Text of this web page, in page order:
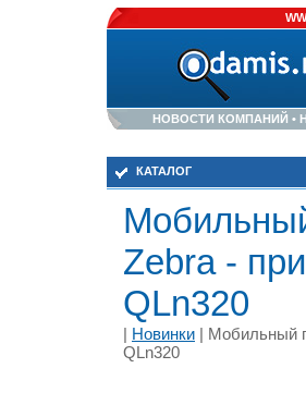
НОВОСТИ КОМПАНИЙ •
КАТАЛОГ
Zebra -
QLn320
| Новинки | Мобильный
QLn320